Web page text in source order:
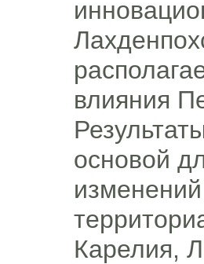
влияния
основой
Карелия,